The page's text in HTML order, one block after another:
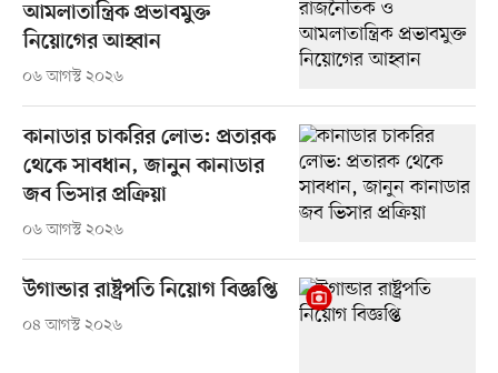
আমলাতান্ত্রিক প্রভাবমুক্ত
নিয়োগের আহ্বান
০৬ আগস্ট ২০২৬
কানাডার চাকরির লোভ: প্রতারক
থেকে সাবধান, জানুন কানাডার
জব ভিসার প্রক্রিয়া
০৬ আগস্ট ২০২৬
উগান্ডার রাষ্ট্রপতি নিয়োগ বিজ্ঞপ্তি
০৪ আগস্ট ২০২৬